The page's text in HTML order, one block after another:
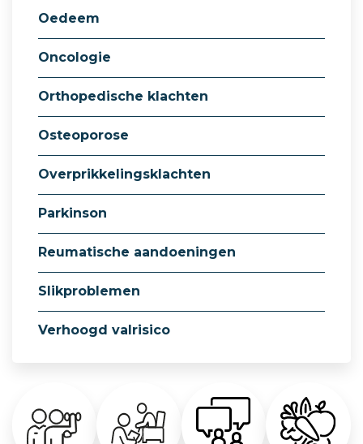
Oedeem
Oncologie
Orthopedische klachten
Osteoporose
Overprikkelingsklachten
Parkinson
Reumatische aandoeningen
Slikproblemen
Verhoogd valrisico